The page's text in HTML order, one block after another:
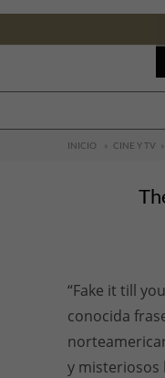
INICIO » CINE Y TV »
“Fake it till
conocida
y misteriosos